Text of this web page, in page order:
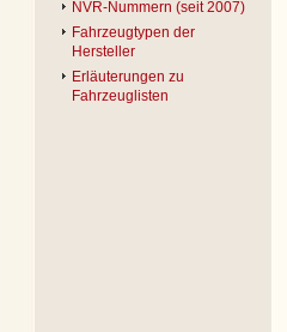
NVR-Nummern (seit 2007)
Fahrzeugtypen der
Hersteller
Erläuterungen zu
Fahrzeuglisten